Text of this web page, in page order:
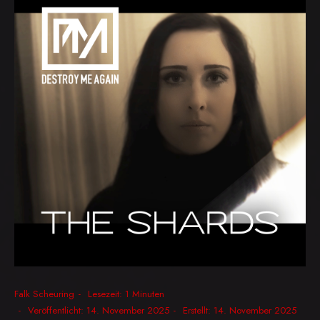
Falk Scheuring
Lesezeit: 1 Minuten
Veröffentlicht: 14. November 2025
Erstellt: 14. November 2025